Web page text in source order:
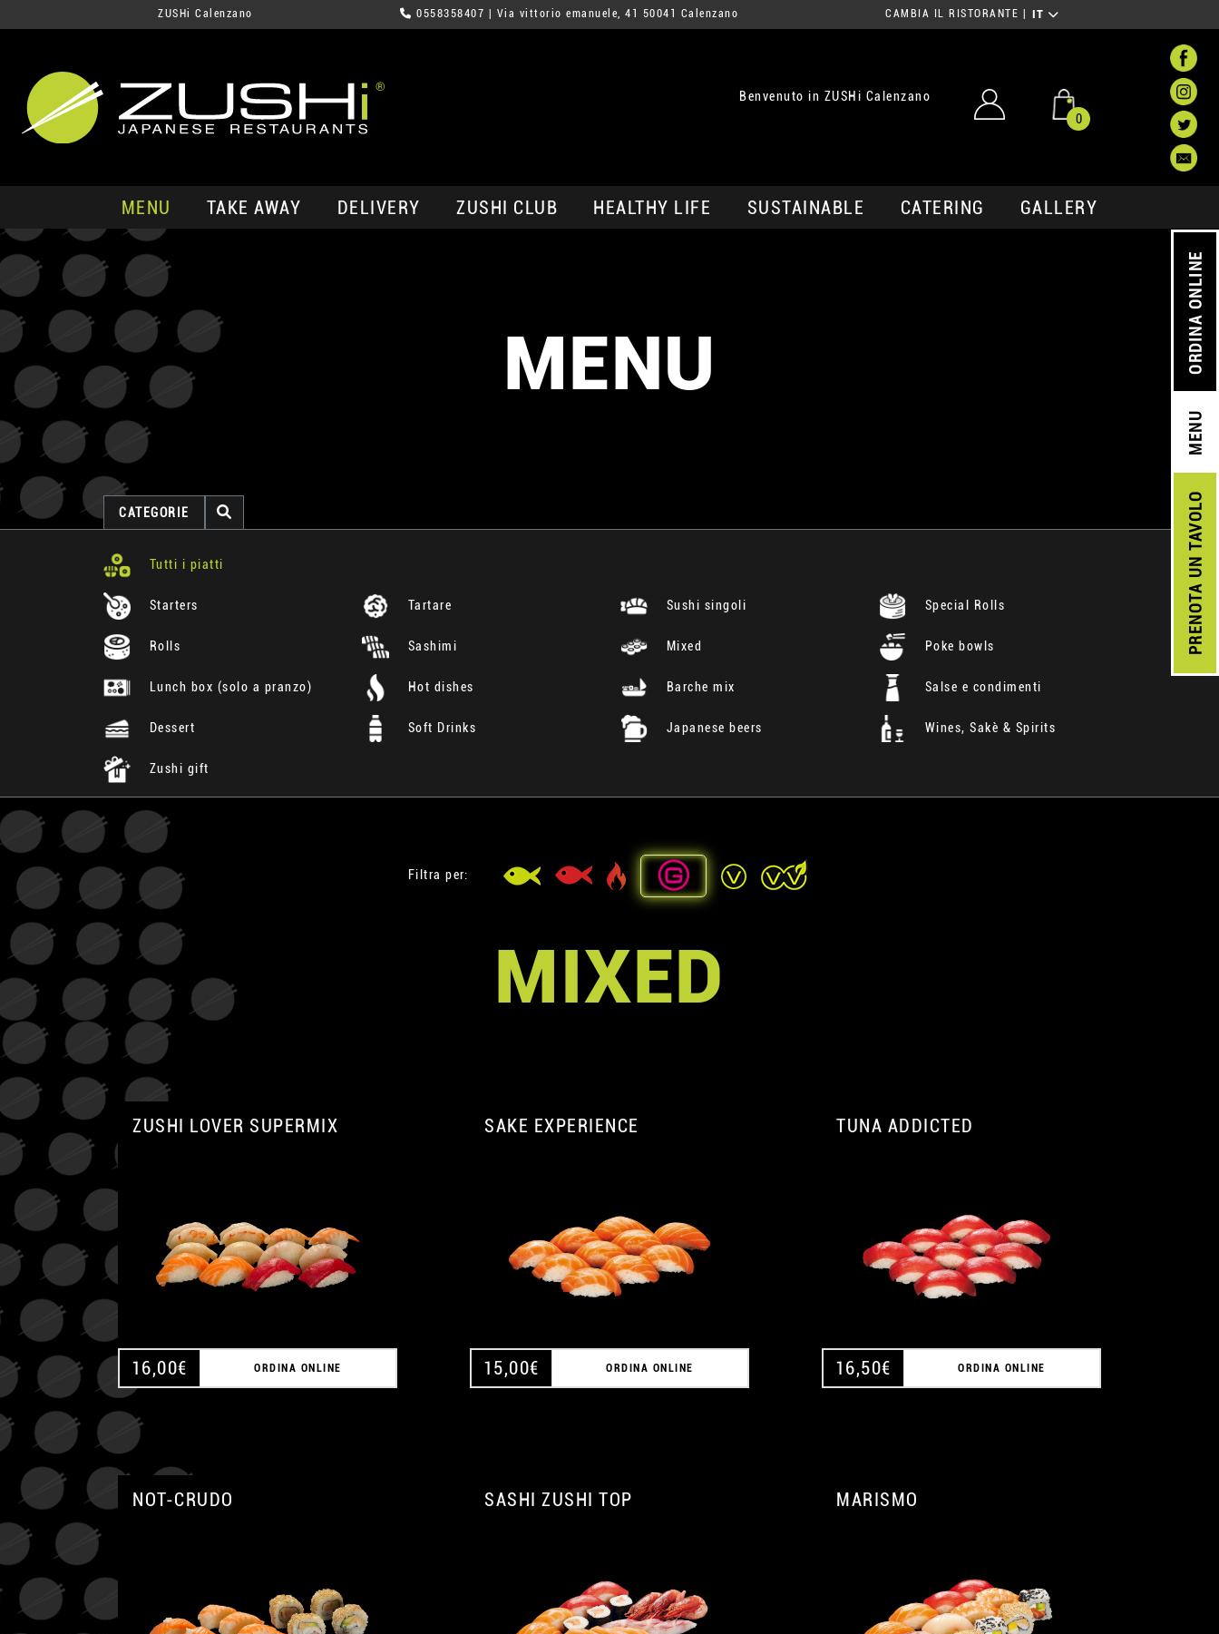
ZUSHi Calenzano 0558358407 | Via vittorio emanuele, 41 50041 Calenzano CAMBIA IL RISTORANTE IT
Benvenuto in ZUSHi Calenzano
0
MENU TAKE AWAY DELIVERY ZUSHI CLUB HEALTHY LIFE SUSTAINABLE CATERING GALLERY
PRENOTA
UN TAVOLO
MENU
ORDINA ONLINE
MENU
CATEGORIE
Tutti i piatti
Starters Tartare Sushi singoli Special Rolls
Rolls Sashimi Mixed Poke bowls
Lunch box (solo a pranzo) Hot dishes Barche mix Salse e condimenti
Dessert Soft Drinks Japanese beers Wines, Sakè & Spirits
Zushi gift
Filtra per:
MIXED
ZUSHI LOVER SUPERMIX
16,00€ ORDINA ONLINE
SAKE EXPERIENCE
15,00€ ORDINA ONLINE
TUNA ADDICTED
16,50€ ORDINA ONLINE
NOT-CRUDO SASHI ZUSHI TOP MARISMO